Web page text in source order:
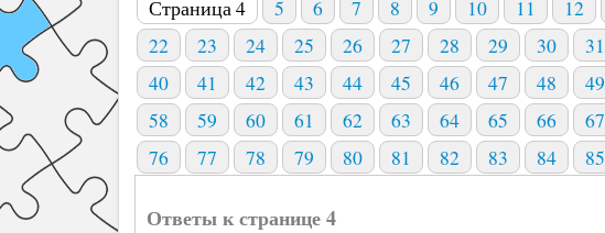
Страница 4 5 6 7 8 9 10 11 12
22
23 24 25 26 27 28 29 30 31
40
41 42 43 44 45 46 47 48 49
58
59 60 61 62 63 64 65 66 67
76
77 78 79 80 81 82 83 84 85
Ответы к странице 4